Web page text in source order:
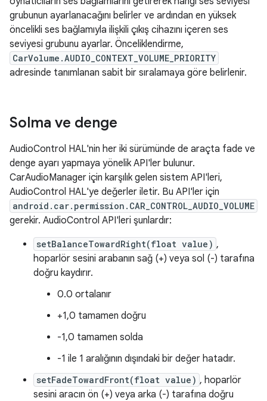
grubunun ayarlanacağını belirler ve ardından en yüksek
öncelikli ses bağlamıyla ilişkili çıkış cihazını içeren ses
seviyesi grubunu ayarlar. Önceliklendirme,
CarVolume.AUDIO_CONTEXT_VOLUME_PRIORITY
adresinde tanımlanan sabit bir sıralamaya göre belirlenir.
Solma ve denge
AudioControl HAL'nin her iki sürümünde de araçta fade ve
denge ayarı yapmaya yönelik API'ler bulunur.
CarAudioManager için karşılık gelen sistem API'leri,
AudioControl HAL'ye değerler iletir. Bu API'ler için
android.car.permission.CAR_CONTROL_AUDIO_VOLUME
gerekir. AudioControl API'leri şunlardır:
setBalanceTowardRight(float value) ,
hoparlör sesini arabanın sağ (+) veya sol (-) tarafına
doğru kaydırır.
0.0 ortalanır
+1,0 tamamen doğru
-1,0 tamamen solda
-1 ile 1 aralığının dışındaki bir değer hatadır.
setFadeTowardFront(float value) , hoparlör
sesini aracın ön (+) veya arka (-) tarafına doğru